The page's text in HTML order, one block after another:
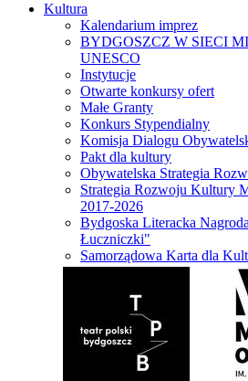
Kultura
Kalendarium imprez
BYDGOSZCZ W SIECI
UNESCO
Instytucje
Otwarte konkursy ofert
Małe Granty
Konkurs Stypendialny
Komisja Dialogu
Pakt dla kultury
Obywatelska Strategia
Strategia Rozwoju Kultury
2017-2026
Bydgoska Literacka
Łuczniczki"
Samorządowa Karta dla